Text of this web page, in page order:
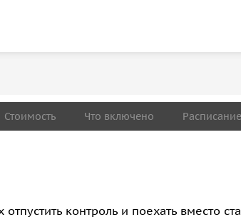
Стоимость Что включено Расписание
контроль и поехать вместо